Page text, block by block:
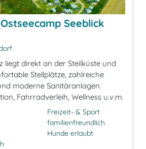
Seeblick
liegt direkt an der Steilküste und
Stellplätze, zahlreiche
moderne Sanitäranlagen.
Fahrradverleih, Wellness u.v.m.
Freizeit- & Sport
familienfreundlich
Hunde erlaubt